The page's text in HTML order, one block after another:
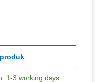
1-3 working days